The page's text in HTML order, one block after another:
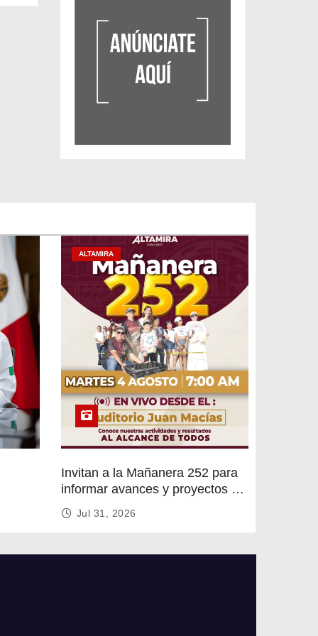
ALTAMIRA
Invitan a la Mañanera 252 para
informar avances y proyectos de
Altamira
Jul 31, 2026